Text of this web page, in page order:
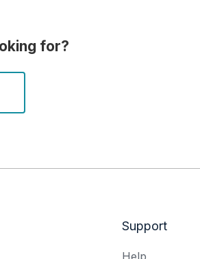
for?
Support